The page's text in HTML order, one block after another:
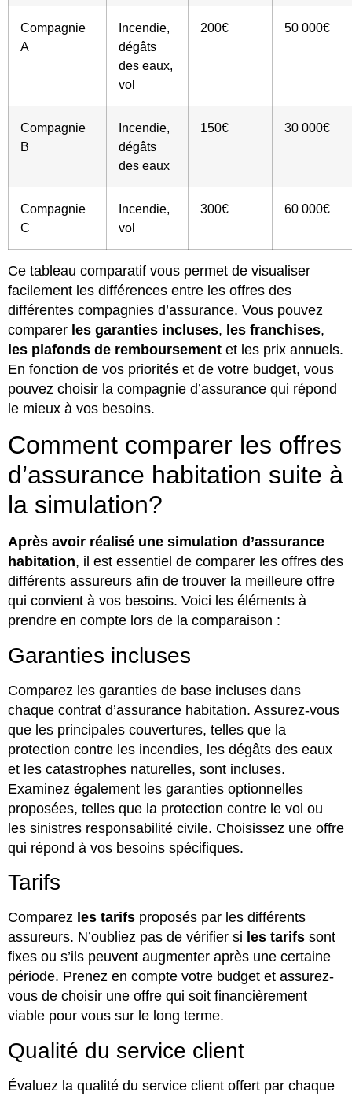
Compagnie
A
Incendie,
dégâts
des eaux,
vol
200€ 50 000€
Compagnie
B
Incendie,
dégâts
des eaux
150€ 30 000€
Compagnie
C
Incendie,
vol
300€ 60 000€
Ce tableau comparatif vous permet de visualiser
facilement les différences entre les offres des
différentes compagnies d’assurance. Vous pouvez
comparer les garanties incluses, les franchises,
les plafonds de remboursement et les prix annuels.
En fonction de vos priorités et de votre budget, vous
pouvez choisir la compagnie d’assurance qui répond
le mieux à vos besoins.
Comment comparer les offres
d’assurance habitation suite à
la simulation?
Après avoir réalisé une simulation d’assurance
habitation, il est essentiel de comparer les offres des
différents assureurs afin de trouver la meilleure offre
qui convient à vos besoins. Voici les éléments à
prendre en compte lors de la comparaison :
Garanties incluses
Comparez les garanties de base incluses dans
chaque contrat d’assurance habitation. Assurez-vous
que les principales couvertures, telles que la
protection contre les incendies, les dégâts des eaux
et les catastrophes naturelles, sont incluses.
Examinez également les garanties optionnelles
proposées, telles que la protection contre le vol ou
les sinistres responsabilité civile. Choisissez une offre
qui répond à vos besoins spécifiques.
Tarifs
Comparez les tarifs proposés par les différents
assureurs. N’oubliez pas de vérifier si les tarifs sont
fixes ou s’ils peuvent augmenter après une certaine
période. Prenez en compte votre budget et assurez-
vous de choisir une offre qui soit financièrement
viable pour vous sur le long terme.
Qualité du service client
Évaluez la qualité du service client offert par chaque